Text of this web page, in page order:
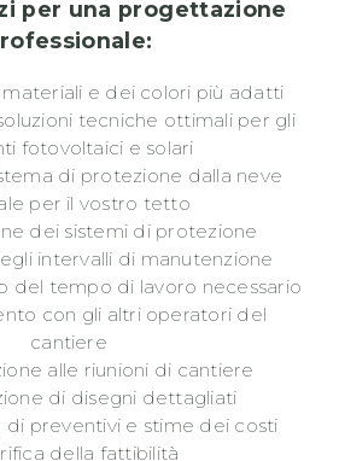
per una progettazione
e dei colori più adatti
tecniche ottimali per gli
fotovoltaici e solari
di protezione dalla neve
per il vostro tetto
dei sistemi di protezione
intervalli di manutenzione
del tempo di lavoro necessario
con gli altri operatori del
cantiere
alle riunioni di cantiere
di disegni dettagliati
di preventivi e stime dei costi
della fattibilità